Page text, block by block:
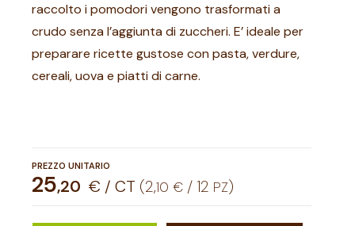
raccolto i pomodori vengono trasformati a
crudo senza l’aggiunta di zuccheri. E’ ideale per
preparare ricette gustose con pasta, verdure,
cereali, uova e piatti di carne.
PREZZO UNITARIO
25,20 € / CT (2,10 € /12 PZ)